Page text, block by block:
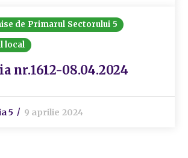
de Primarul Sectorului 5
local
nr.1612-08.04.2024
5 9 aprilie 2024